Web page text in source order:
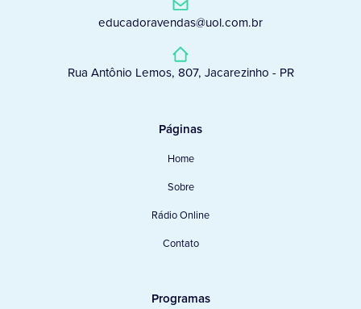
educadoravendas@uol.com.br
Rua Antônio Lemos, 807, Jacarezinho - PR
Páginas
Home
Sobre
Rádio Online
Contato
Programas